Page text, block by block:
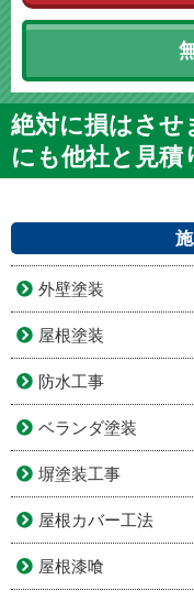
絶対に損はさせ
にも他社と見積
外壁塗装
屋根塗装
防水工事
ベランダ塗装
塀塗装工事
屋根カバー工法
屋根漆喰